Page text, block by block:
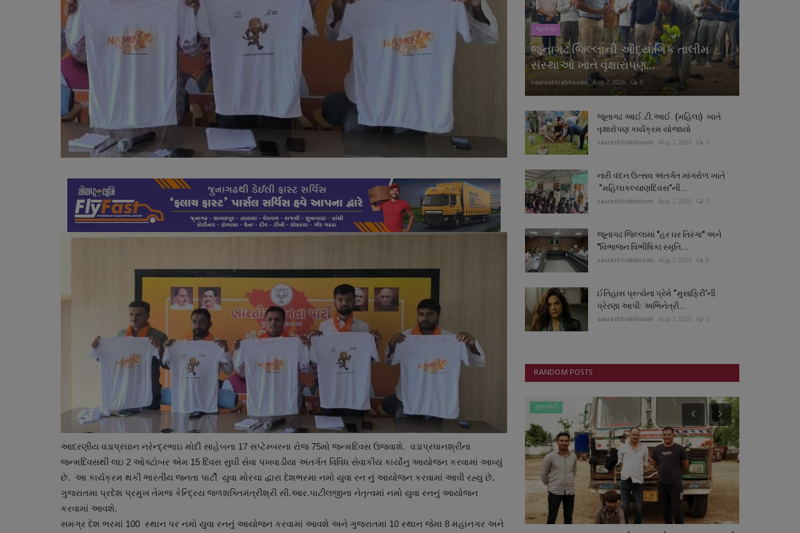
આદરણીય વડાપ્રઘાન નરેન્દ્રભાઇ મોદી સાહેબના 17 સપ્ટેમ્બરના રોજ 75મો જન્મદિવસ ઉજવાશે. વડાપ્રધાનશ્રીના
જન્મદિવસથી લઇ 2 ઓક્ટોબર એમ 15 દિવસ સુઘી સેવા પખવાડીયા અંતર્ગત વિવિધ સેવાકીય કાર્યોનુ આયોજન કરવામાં આવ્યું
છે. આ કાર્યક્રમ થકી ભારતીય જનતા પાર્ટી યુવા મોરચા દ્વારા દેશભરમા નમો યુવા રન નું આયોજન કરવામાં આવી રહ્યુ છે.
ગુજરાતમા પ્રદેશ પ્રમુખ તેમજ કેન્દ્રિય જળશક્તિમંત્રીશ્રી સી.આર.પાટીલજીના નેતૃત્વમાં નમો યુવા રનનું આયોજન
કરવામાં આવશે.
સમગ્ર દેશ ભરમાં 100 સ્થાન પર નમો યુવા રનનું આયોજન કરવામાં આવશે અને ગુજરાતમાં 10 સ્થાન જેમા 8 મહાનગર અને
જુનાગઢ
જૂનાગઢ જિલ્લાની ઔદ્યોગિક તાલીમ
સંસ્થાઓ ખાતે વૃક્ષારોપણ...
saurashtrabhoomi Aug 7, 2026 0
જૂનાગઢ આઈ.ટી.આઈ. (મહિલા) ખાતે
વૃક્ષારોપણ કાર્યક્રમ યોજાયો
saurashtrabhoomi Aug 7, 2026 0
નારી વંદન ઉત્સવ અંતર્ગત માંગરોળ ખાતે
“મહિલાકલ્યાણદિવસ”ની...
saurashtrabhoomi Aug 7, 2026 0
જૂનાગઢ જિલ્લામાં "હર ઘર તિરંગા" અને
"વિભાજન વિભીષિકા સ્મૃતિ...
saurashtrabhoomi Aug 7, 2026 0
ઈતિહાસ પ્રત્યેના પ્રેમે “મુસાફિરી’ની
પ્રેરણા આપીઃ અભિનેત્રી...
saurashtrabhoomi Aug 7, 2026 0
RANDOM POSTS
બોલિવૂડ સ્પોર્ટ્સ ગુનાખોરી